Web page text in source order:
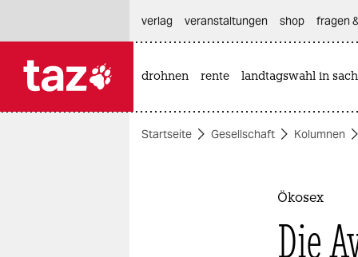
themen
verlag
veranstaltungen shop fragen
drohnen rente landtagswahl in
Startseite Gesellschaft Kolumnen
Ökosex
Die